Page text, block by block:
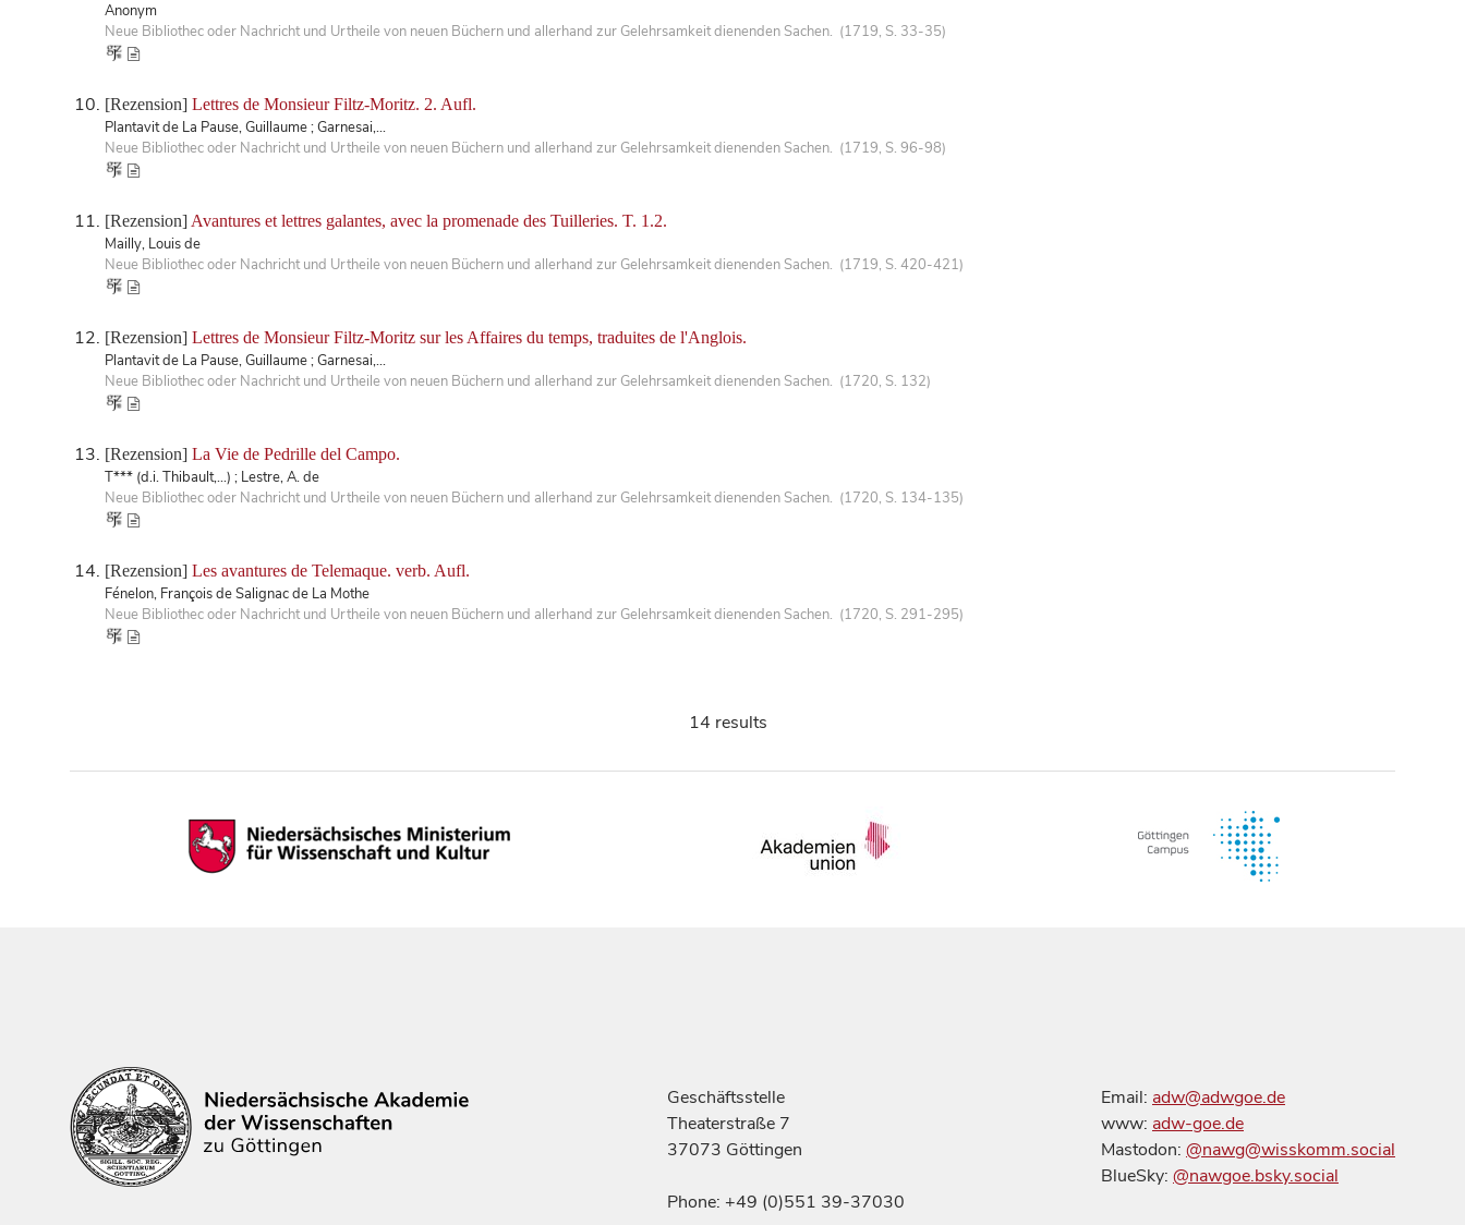
Anonym
Neue Bibliothec oder Nachricht und Urtheile von neuen Büchern und allerhand zur Gelehrsamkeit dienenden Sachen. (1719, S. 33-35)
[Rezension] Lettres de Monsieur Filtz-Moritz. 2. Aufl.
Plantavit de La Pause, Guillaume ; Garnesai,...
Neue Bibliothec oder Nachricht und Urtheile von neuen Büchern und allerhand zur Gelehrsamkeit dienenden Sachen. (1719, S. 96-98)
[Rezension] Avantures et lettres galantes, avec la promenade des Tuilleries. T. 1.2.
Mailly, Louis de
Neue Bibliothec oder Nachricht und Urtheile von neuen Büchern und allerhand zur Gelehrsamkeit dienenden Sachen. (1719, S. 420-421)
[Rezension] Lettres de Monsieur Filtz-Moritz sur les Affaires du temps, traduites de l'Anglois.
Plantavit de La Pause, Guillaume ; Garnesai,...
Neue Bibliothec oder Nachricht und Urtheile von neuen Büchern und allerhand zur Gelehrsamkeit dienenden Sachen. (1720, S. 132)
[Rezension] La Vie de Pedrille del Campo.
T*** (d.i. Thibault,...) ; Lestre, A. de
Neue Bibliothec oder Nachricht und Urtheile von neuen Büchern und allerhand zur Gelehrsamkeit dienenden Sachen. (1720, S. 134-135)
[Rezension] Les avantures de Telemaque. verb. Aufl.
Fénelon, François de Salignac de La Mothe
Neue Bibliothec oder Nachricht und Urtheile von neuen Büchern und allerhand zur Gelehrsamkeit dienenden Sachen. (1720, S. 291-295)
14 results
Geschäftsstelle
Theaterstraße 7
37073 Göttingen
Phone: +49 (0)551 39-37030
Email: adw@adwgoe.de
www: adw-goe.de
Mastodon: @nawg@wisskomm.social
BlueSky: @nawgoe.bsky.social